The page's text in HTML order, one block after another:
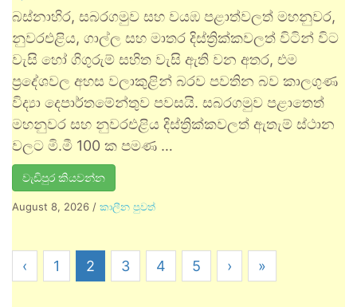
බස්නාහිර, සබරගමුව සහ වයඹ පළාත්වලත් මහනුවර,
නුවරඑළිය, ගාල්ල සහ මාතර දිස්ත්‍රික්කවලත් විටින් විට
වැසි හෝ ගිගුරුම් සහිත වැසි ඇති වන අතර, එම
ප්‍රදේශවල අහස වලාකුළින් බරව පවතින බව කාලගුණ
විද්‍යා දෙපාර්තමේන්තුව පවසයි. සබරගමුව පළාතෙත්
මහනුවර සහ නුවරඑළිය දිස්ත්‍රික්කවලත් ඇතැම් ස්ථාන
වලට මි.මී 100 ක පමණ …
වැඩිපුර කියවන්න
August 8, 2026 / කාලීන පුවත්
‹ 1 2 3 4 5 › »